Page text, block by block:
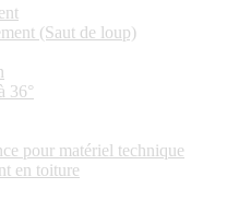
(Saut de loup)
36°
pour matériel technique
en toiture